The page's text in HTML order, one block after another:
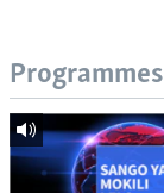
Programmes